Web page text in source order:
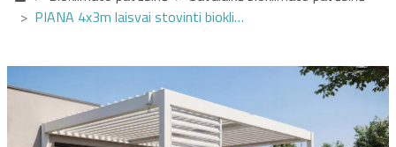
PIANA 4x3m laisvai stovinti biokli…